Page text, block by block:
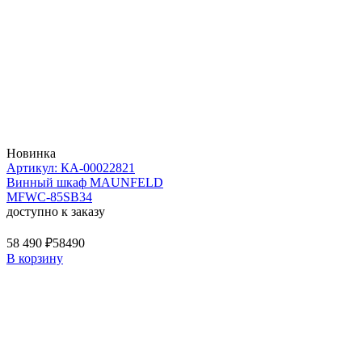
Новинка
Артикул: КА-00022821
Винный шкаф MAUNFELD
MFWC-85SB34
доступно к заказу
58 490 ₽58490
В корзину